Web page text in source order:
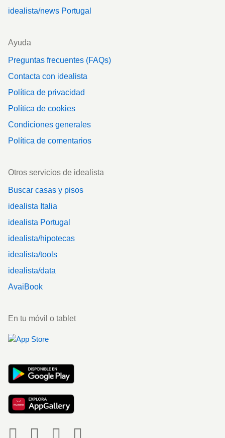
idealista/news Portugal
Ayuda
Preguntas frecuentes (FAQs)
Contacta con idealista
Política de privacidad
Política de cookies
Condiciones generales
Política de comentarios
Otros servicios de idealista
Buscar casas y pisos
idealista Italia
idealista Portugal
idealista/hipotecas
idealista/tools
idealista/data
AvaiBook
En tu móvil o tablet